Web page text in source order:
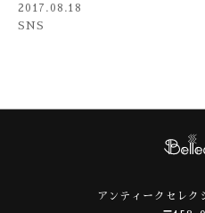
2017.08.18
SNS
アンティークセレ